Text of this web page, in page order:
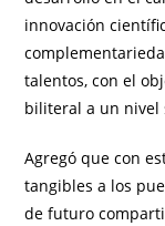
innovación
talentos, con el
biliteral a un nivel
Agregó que con
tangibles a los
de futuro